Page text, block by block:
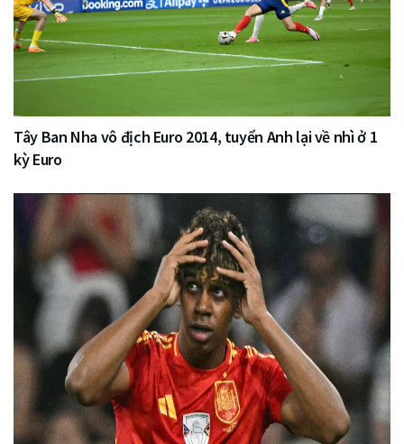
Tây Ban Nha vô địch Euro 2014, tuyển Anh lại về nhì ở 1
kỳ Euro